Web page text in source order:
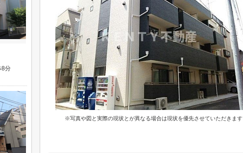
※写真や図と実際の現状とが異なる場合は現状を優先させていただきます
8分